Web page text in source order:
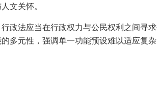
文关怀。
政法应当在行政权力与公民权利之间寻
多元性，强调单一功能预设难以适应复